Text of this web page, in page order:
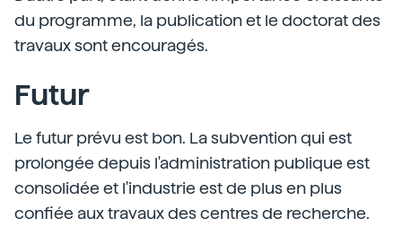
du programme, la publication et le doctorat des
travaux sont encouragés.
Futur
Le futur prévu est bon. La subvention qui est
prolongée depuis l'administration publique est
consolidée et l'industrie est de plus en plus
confiée aux travaux des centres de recherche.